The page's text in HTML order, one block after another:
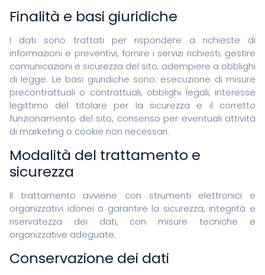
Assistenza Informatica
Recupero Dati
Corsi
ITALIANO
ENGLISH
ESPANOL
FRANCAIS
DEUTSCH
Finalità e basi giuridiche
I dati sono trattati per rispondere a richieste di
informazioni e preventivi, fornire i servizi richiesti, gestire
comunicazioni e sicurezza del sito, adempiere a obblighi
di legge. Le basi giuridiche sono: esecuzione di misure
precontrattuali o contrattuali, obblighi legali, interesse
legittimo del titolare per la sicurezza e il corretto
funzionamento del sito, consenso per eventuali attività
di marketing o cookie non necessari.
Modalità del trattamento e
sicurezza
Il trattamento avviene con strumenti elettronici e
organizzativi idonei a garantire la sicurezza, integrità e
riservatezza dei dati, con misure tecniche e
organizzative adeguate.
Conservazione dei dati